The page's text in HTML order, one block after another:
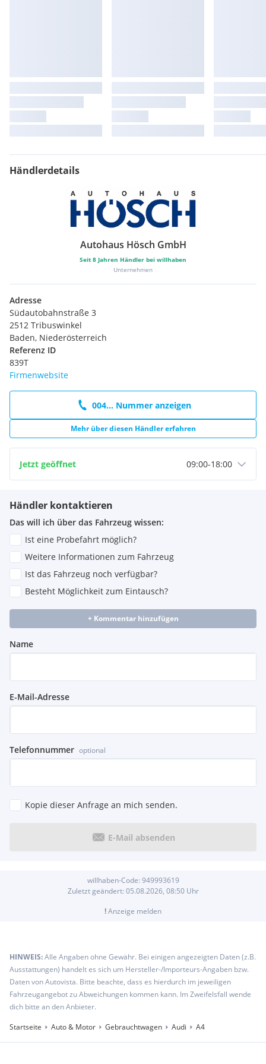
Händlerdetails
Autohaus Hösch GmbH
Seit 8 Jahren Händler bei willhaben
Unternehmen
Adresse
Südautobahnstraße 3
2512 Tribuswinkel
Baden, Niederösterreich
Referenz ID
839T
Firmenwebsite
004... Nummer anzeigen
Mehr über diesen Händler erfahren
Jetzt geöffnet 09:00-18:00
Händler kontaktieren
Das will ich über das Fahrzeug wissen:
Ist eine Probefahrt möglich?
Weitere Informationen zum Fahrzeug
Ist das Fahrzeug noch verfügbar?
Besteht Möglichkeit zum Eintausch?
+ Kommentar hinzufügen
Name
E-Mail-Adresse
Telefonnummer optional
Kopie dieser Anfrage an mich senden.
E-Mail absenden
willhaben-Code: 949993619
Zuletzt geändert: 05.08.2026, 08:50Uhr
!Anzeige melden
HINWEIS:Alle Angaben ohne Gewähr. Bei einigen angezeigten Daten (z.B.
Ausstattungen) handelt es sich um Hersteller-/Importeurs-Angaben bzw.
Daten von Autovista. Bitte beachte, dass es hierdurch im jeweiligen
Fahrzeugangebot zu Abweichungen kommen kann. Im Zweifelsfall wende
dich bitte an den Anbieter.
Startseite
Auto & Motor Gebrauchtwagen Audi A4